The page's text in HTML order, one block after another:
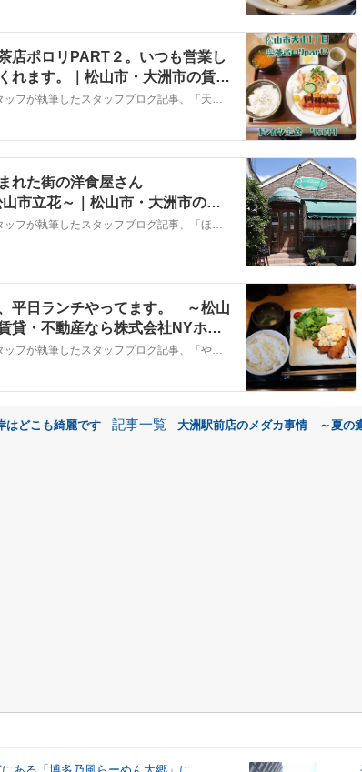
店ポロリPART２。いつも営業し
れます。｜松山市・大洲市の賃
ーム
れた街の洋食屋さん
市立花～｜松山市・大洲市の賃
ーム
平日ランチやってます。 ～松山
貸・不動産なら株式会社NYホー
はどこも綺麗です 記事一覧 大洲駅前店のメダカ事情 ～夏の